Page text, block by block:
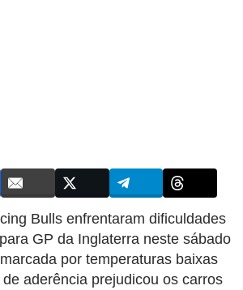
Bulls enfrentaram dificuldades
GP da Inglaterra neste sábado
por temperaturas baixas
aderência prejudicou os carros